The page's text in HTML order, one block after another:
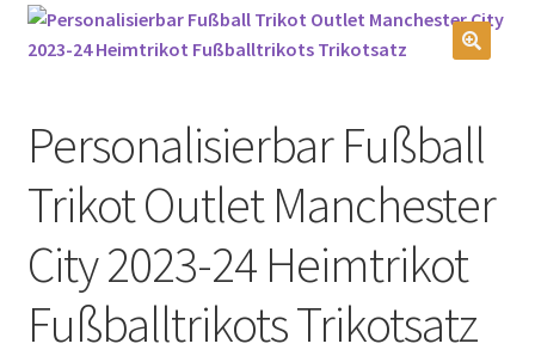
Kontaktiere uns
Shop
Warenkorb
Personalisierbar Fußball
Trikot Outlet Manchester
City 2023-24 Heimtrikot
Fußballtrikots Trikotsatz